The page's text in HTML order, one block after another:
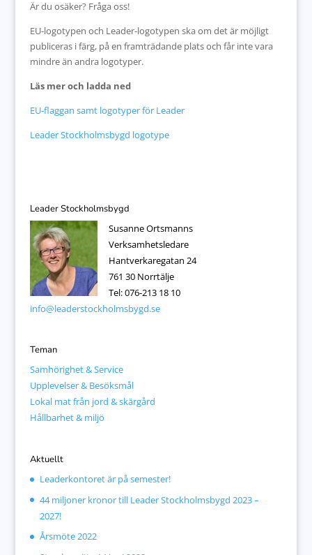
Är du osäker? Fråga oss!
EU-logotypen och Leader-logotypen ska om det är möjligt
publiceras i färg, på en framträdande plats och får inte vara
mindre än andra logotyper.
Läs mer och ladda ned
EU-flaggan samt logotyper för Leader
Leader Stockholmsbygd logotype
Leader Stockholmsbygd
Susanne Ortsmanns
Verksamhetsledare
Hantverkaregatan 24
761 30 Norrtälje
Tel: 076-213 18 10
info@leaderstockholmsbygd.se
Teman
Samhörighet & Service
Upplevelser & Besöksmål
Lokal mat från jord & skärgård
Hållbarhet & miljö
Aktuellt
Leaderkontoret är på semester!
44 miljoner kronor till Leader Stockholmsbygd 2023 –
2027!
Årsmöte 2022